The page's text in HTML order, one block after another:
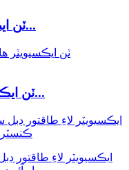
20-40 ٽن ايڪسيويٽر قينچي...
5-35 ٽن ايڪسيويٽر هائيڊولڪ...